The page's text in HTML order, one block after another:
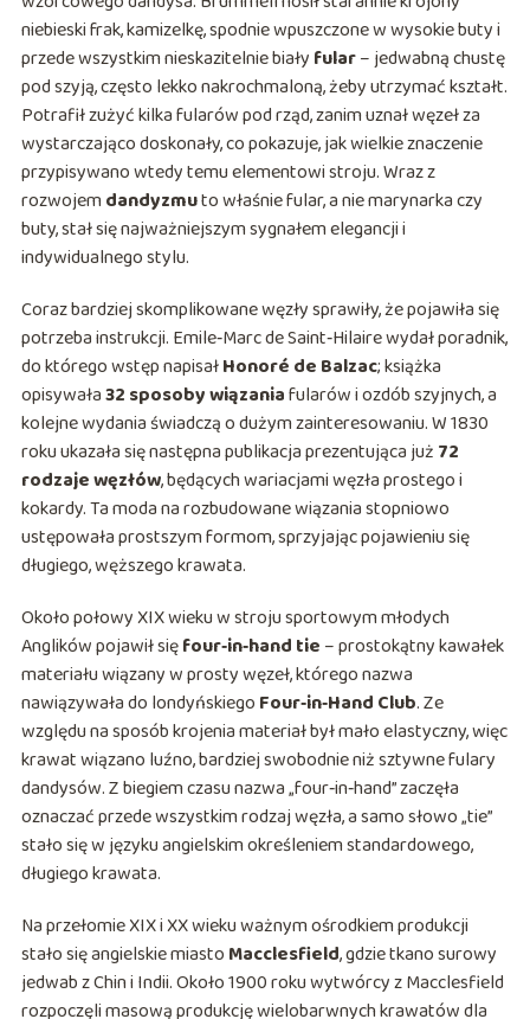
niebieski frak, kamizelkę, spodnie wpuszczone w wysokie buty i
przede wszystkim nieskazitelnie biały fular– jedwabną chustę
pod szyją, często lekko nakrochmaloną, żeby utrzymać kształt.
Potrafił zużyć kilka fularów pod rząd, zanim uznał węzeł za
wystarczająco doskonały, co pokazuje, jak wielkie znaczenie
przypisywano wtedy temu elementowi stroju. Wraz z
rozwojemdandyzmuto właśnie fular, a nie marynarka czy
buty, stał się najważniejszym sygnałem elegancji i
indywidualnego stylu.
Coraz bardziej skomplikowane węzły sprawiły, że pojawiła się
potrzeba instrukcji. Emile‑Marc de Saint‑Hilaire wydał poradnik,
do którego wstęp napisałHonoré de Balzac; książka
opisywała32 sposoby wiązaniafularów i ozdób szyjnych, a
kolejne wydania świadczą o dużym zainteresowaniu. W 1830
roku ukazała się następna publikacja prezentująca już 72
rodzaje węzłów, będących wariacjami węzła prostego i
kokardy. Ta moda na rozbudowane wiązania stopniowo
ustępowała prostszym formom, sprzyjając pojawieniu się
długiego, węższego krawata.
Około połowy XIX wieku w stroju sportowym młodych
Anglików pojawił sięfour‑in‑hand tie – prostokątny kawałek
materiału wiązany w prosty węzeł, którego nazwa
nawiązywała do londyńskiego Four‑in‑Hand Club. Ze
względu na sposób krojenia materiał był mało elastyczny, więc
krawat wiązano luźno, bardziej swobodnie niż sztywne fulary
dandysów. Z biegiem czasu nazwa „four‑in‑hand” zaczęła
oznaczać przede wszystkim rodzaj węzła, a samo słowo „tie”
stało się w języku angielskim określeniem standardowego,
długiego krawata.
Na przełomie XIX i XX wieku ważnym ośrodkiem produkcji
stało się angielskie miasto Macclesfield, gdzie tkano surowy
jedwab z Chin i Indii. Około 1900 roku wytwórcy z Macclesfield
rozpoczęli masową produkcję wielobarwnych krawatów dla